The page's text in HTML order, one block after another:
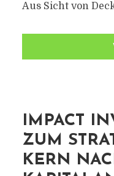
Aus Sicht von
IMPACT
ZUM
KERN